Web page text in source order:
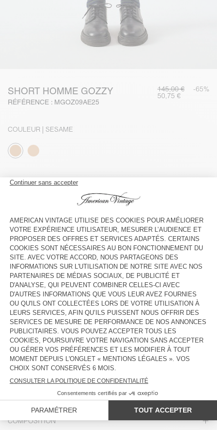
SHORT HOMME GOZZY
RÉFÉRENCE : MGOZ09AE25
145,00 € -65%
50,75 €
COULEUR | SESAME
S M L
Le mannequin mesure 189 cm et porte une taille M
GUIDE DES TAILLES
Livraison estiméeentre le mercredi 12 août et le vendredi 14
août
AJOUTER AU PANIER
VOIR LA DISPONIBILITE EN MAGASIN
VOIR LE LOOK
TAILLE ET COUPE
COMPOSITION